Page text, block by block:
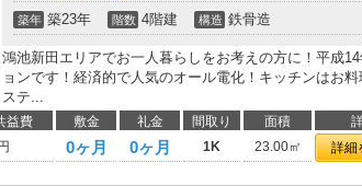
築年 築23年 階数 4階建 構造 鉄骨造
鴻池新田エリアでお一人暮らしをお考えの方に！平成
ョンです！経済的で人気のオール電化！キッチンはお
ステ...
益費 敷金 礼金 間取り 面積
0ヶ月 0ヶ月 1K 23.00㎡ 詳細